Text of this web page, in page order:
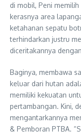
di mobil, Peni
kerasnya area
ketahanan sepatu
terhindarkan justru
diceritakannya
Baginya, membawa
keluar dari hutan
memiliki kekuatan
pertambangan. Kini,
mengantarkannya
& Pemboran PTBA.